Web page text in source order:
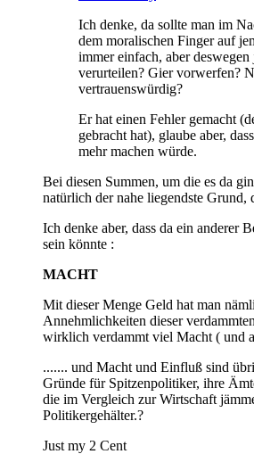
Ich denke, da sollte man im
dem moralischen Finger auf
immer einfach, aber deswegen
verurteilen? Gier vorwerfen?
vertrauenswürdig?
Er hat einen Fehler gemacht
gebracht hat), glaube aber,
mehr machen würde.
Bei diesen Summen, um die es da
natürlich der nahe liegendste Grund,
Ich denke aber, dass da ein anderer
sein könnte :
MACHT
Mit dieser Menge Geld hat man
Annehmlichkeiten dieser
wirklich verdammt viel Macht ( und
....... und Macht und Einfluß sind
Gründe für Spitzenpolitiker, ihre
die im Vergleich zur Wirtschaft
Politikergehälter.?
Just my 2 Cent